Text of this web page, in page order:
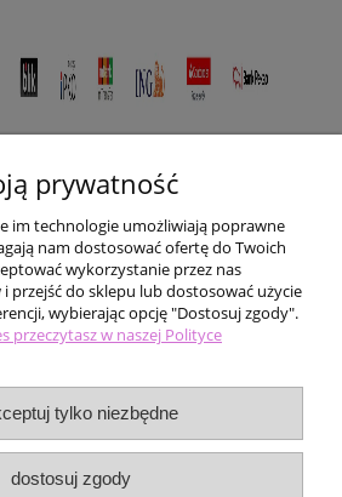
Pomoc
Moje konto
i dostawa
prywatność
im technologie umożliwiają poprawne
nam dostosować ofertę do Twoich
wykorzystanie przez nas
przejść do sklepu lub dostosować użycie
wybierając opcję "Dostosuj zgody".
przeczytasz w naszej Polityce
tylko niezbędne
dostosuj zgody